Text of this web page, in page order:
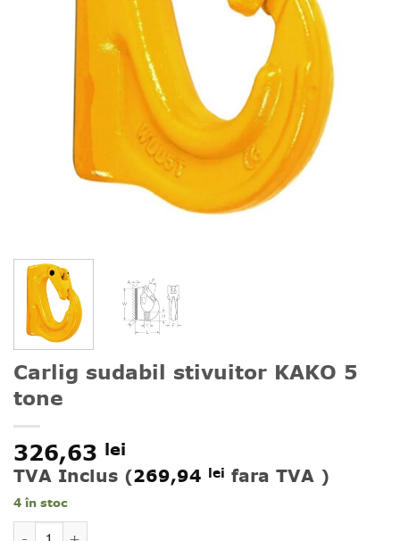
Carlig sudabil stivuitor KAKO 5
tone
326,63 lei
TVA Inclus (269,94 lei fara TVA )
4 în stoc
Cantitate Carlig sudabil stivuitor KAKO 5 tone
Alternative: